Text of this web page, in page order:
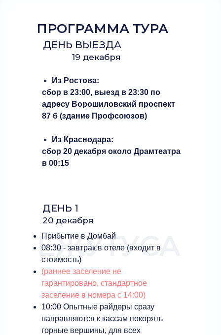
ЕЖУТУСА
ПРОГРАММА ТУРА
ДЕНЬ ВЫЕЗДА
ДЕНЬ 1
Прибытие в Домбай
08:30 - завтрак в отеле (входит в
стоимость)
(раннее заселение не
гарантировано, стандартное
заселение в номера с 14:00)
‌10:00 Опытные райдеры сразу
направляются к кассам покорять
горные вершины, для всех
Из Ростова:
сбор в 23:00, выезд в 23:30 по
адресу Ворошиловский проспект
87 б (здание Профсоюзов)
Из Краснодара:
сбор 20 декабря около Драмтеатра
в 00:15
19 декабря
20 декабря